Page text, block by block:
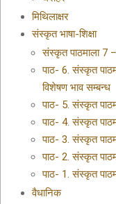
मिथिलाक्षर
संस्कृत भाषा-शिक्षा
संस्कृत पाठमाला 7
पाठ- 6. संस्कृत
विशेषण भाव सम्बन्ध
पाठ- 5. संस्कृत
पाठ- 4. संस्कृत
पाठ- 3. संस्कृत
पाठ- 2. संस्कृत
पाठ- 1. संस्कृत
वैधानिक